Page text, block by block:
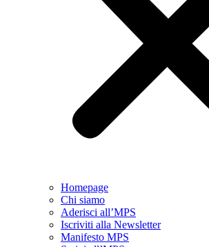
Homepage
Chi siamo
Aderisci all’MPS
Iscriviti alla Newsletter
Manifesto MPS